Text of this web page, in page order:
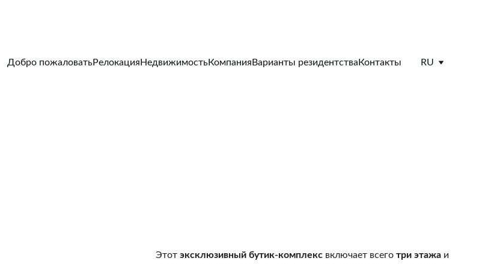
Добро пожаловатьРелокация НедвижимостьКомпания Варианты резидентства Контакты RU
Этот эксклюзивный бутик-комплекс включает всего три этажа и